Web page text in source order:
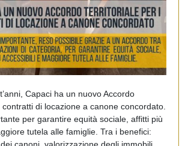
Capaci ha un nuovo Accordo
di locazione a canone concordato.
per garantire equità sociale, affitti più
tutela alle famiglie. Tra i benefici: